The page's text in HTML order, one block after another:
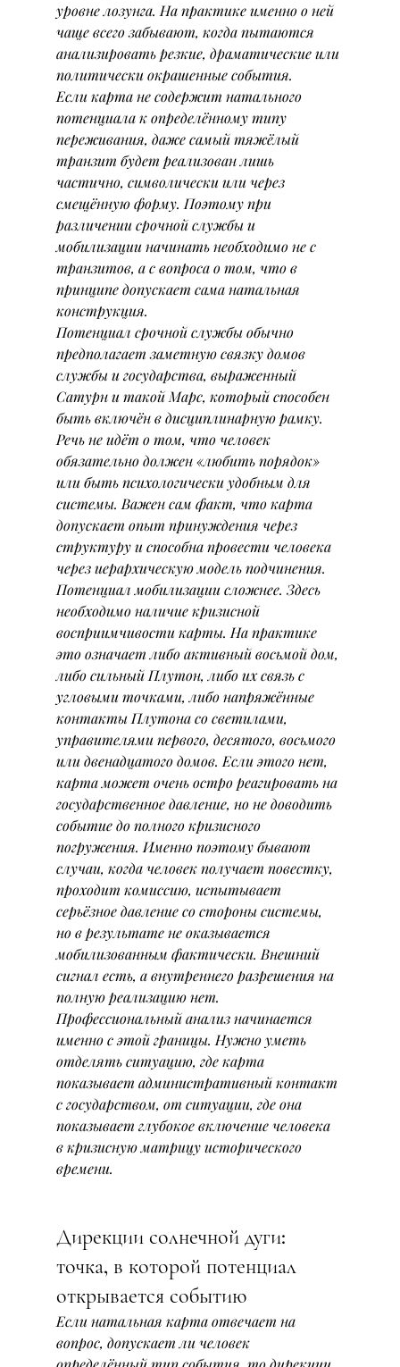
уровне лозунга. На практике именно о ней
чаще всего забывают, когда пытаются
анализировать резкие, драматические или
политически окрашенные события.
Если карта не содержит натального
потенциала к определённому типу
переживания, даже самый тяжёлый
транзит будет реализован лишь
частично, символически или через
смещённую форму. Поэтому при
различении срочной службы и
мобилизации начинать необходимо не с
транзитов, а с вопроса о том, что в
принципе допускает сама натальная
конструкция.
Потенциал срочной службы обычно
предполагает заметную связку домов
службы и государства, выраженный
Сатурн и такой Марс, который способен
быть включён в дисциплинарную рамку.
Речь не идёт о том, что человек
обязательно должен «любить порядок»
или быть психологически удобным для
системы. Важен сам факт, что карта
допускает опыт принуждения через
структуру и способна провести человека
через иерархическую модель подчинения.
Потенциал мобилизации сложнее. Здесь
необходимо наличие кризисной
восприимчивости карты. На практике
это означает либо активный восьмой дом,
либо сильный Плутон, либо их связь с
угловыми точками, либо напряжённые
контакты Плутона со светилами,
управителями первого, десятого, восьмого
или двенадцатого домов. Если этого нет,
карта может очень остро реагировать на
государственное давление, но не доводить
событие до полного кризисного
погружения. Именно поэтому бывают
случаи, когда человек получает повестку,
проходит комиссию, испытывает
серьёзное давление со стороны системы,
но в результате не оказывается
мобилизованным фактически. Внешний
сигнал есть, а внутреннего разрешения на
полную реализацию нет.
Профессиональный анализ начинается
именно с этой границы. Нужно уметь
отделять ситуацию, где карта
показывает административный контакт
с государством, от ситуации, где она
показывает глубокое включение человека
в кризисную матрицу исторического
времени.
Дирекции солнечной дуги:
точка, в которой потенциал
открывается событию
Если натальная карта отвечает на
вопрос, допускает ли человек